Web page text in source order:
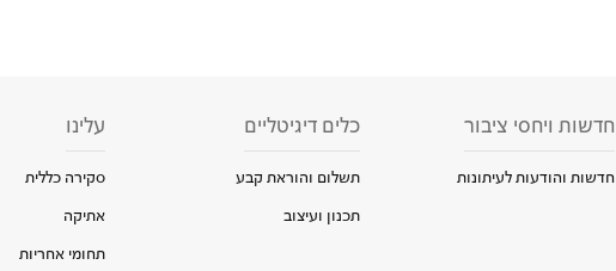
חדשות ויחסי ציבור
חדשות והודעות לעיתונות
כלים דיגיטליים
תשלום והוראת קבע
תכנון ועיצוב
עלינו
סקירה כללית
אתיקה
תחומי אחריות